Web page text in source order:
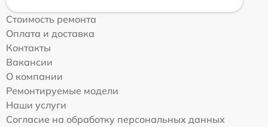
Стоимость ремонта
Оплата и доставка
Контакты
Вакансии
О компании
Ремонтируемые модели
Наши услуги
Согласие на обработку персональных данных